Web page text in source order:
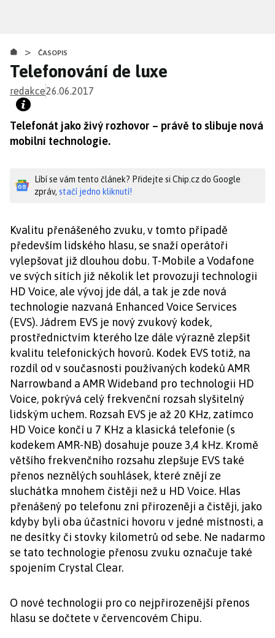
obsahu
> ČASOPIS
Telefonování de luxe
redakce26.06.2017
Telefonát jako živý rozhovor – právě to slibuje nová
mobilní technologie.
Líbí se vám tento článek? Přidejte si Chip.cz do Google
zpráv, stačí jedno kliknutí!
Kvalitu přenášeného zvuku, v tomto případě
především lidského hlasu, se snaží operátoři
vylepšovat již dlouhou dobu. T-Mobile a Vodafone
ve svých sítích již několik let provozují technologii
HD Voice, ale vývoj jde dál, a tak je zde nová
technologie nazvaná Enhanced Voice Services
(EVS). Jádrem EVS je nový zvukový kodek,
prostřednictvím kterého lze dále výrazně zlepšit
kvalitu telefonických hovorů. Kodek EVS totiž, na
rozdíl od v současnosti používaných kodeků AMR
Narrowband a AMR Wideband pro technologii HD
Voice, pokrývá celý frekvenční rozsah slyšitelný
lidským uchem. Rozsah EVS je až 20 KHz, zatímco
HD Voice končí u 7 KHz a klasická telefonie (s
kodekem AMR-NB) dosahuje pouze 3,4 kHz. Kromě
většího frekvenčního rozsahu zlepšuje EVS také
přenos neznělých souhlásek, které znějí ze
sluchátka mnohem čistěji než u HD Voice. Hlas
přenášený po telefonu zní přirozeněji a čistěji, jako
kdyby byli oba účastníci hovoru v jedné místnosti, a
ne desítky či stovky kilometrů od sebe. Ne nadarmo
se tato technologie přenosu zvuku označuje také
spojením Crystal Clear.
O nové technologii pro co nejpřirozenější přenos
hlasu se dočtete v červencovém Chipu.